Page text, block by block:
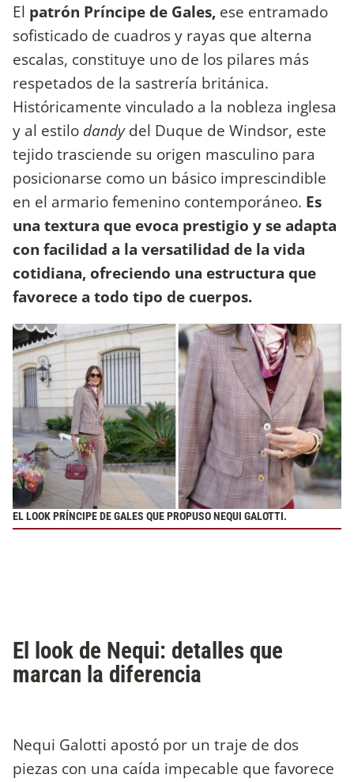
El patrón Príncipe de Gales, ese entramado
sofisticado de cuadros y rayas que alterna
escalas, constituye uno de los pilares más
respetados de la sastrería británica.
Históricamente vinculado a la nobleza inglesa
y al estilo dandydel Duque de Windsor, este
tejido trasciende su origen masculino para
posicionarse como un básico imprescindible
en el armario femenino contemporáneo. Es
una textura que evoca prestigio y se adapta
con facilidad a la versatilidad de la vida
cotidiana, ofreciendo una estructura que
favorece a todo tipo de cuerpos.
EL LOOK PRÍNCIPE DE GALES QUE PROPUSO NEQUI GALOTTI.
El look de Nequi: detalles que
marcan la diferencia
Nequi Galotti apostó por un traje de dos
piezas con una caída impecable que favorece